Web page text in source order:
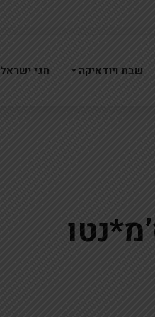
שבת ויודאיקה חגי ישראל